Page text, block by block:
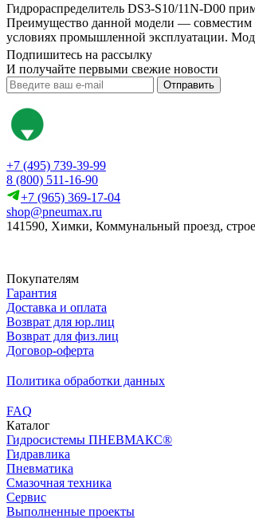
Гидрораспределитель DS3-S10/11N-D00
Преимущество данной модели — совместим
условиях промышленной эксплуатации.
Подпишитесь на рассылку
И получайте первыми свежие новости
Отправить
+7 (495) 739-39-99
8 (800) 511-16-90
+7 (965) 369-17-04
shop@pneumax.ru
141590, Химки, Коммунальный проезд,
Покупателям
Гарантия
Доставка и оплата
Возврат для юр.лиц
Возврат для физ.лиц
Договор-оферта
Политика обработки данных
FAQ
Каталог
Гидросистемы ПНЕВМАКС®
Гидравлика
Пневматика
Смазочная техника
Сервис
Выполненные проекты